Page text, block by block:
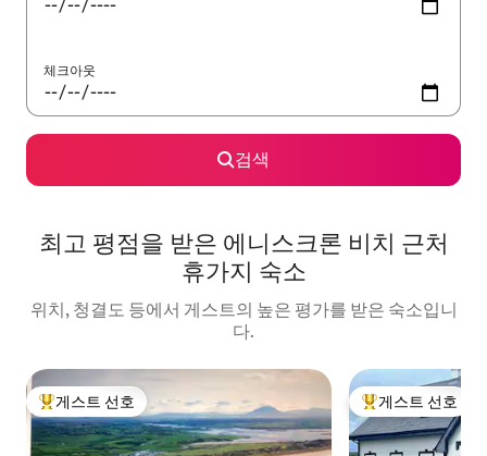
체크아웃
검색
최고 평점을 받은 에니스크론 비치 근처
휴가지 숙소
위치, 청결도 등에서 게스트의 높은 평가를 받은 숙소입니
다.
상위 게스트 선호
게스트 선호 상위 게스트 선호
게스트 선호